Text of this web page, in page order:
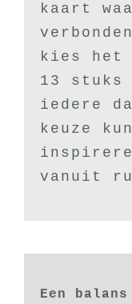
kaart
kies het
13 stuks
iedere
keuze
vanuit
Een